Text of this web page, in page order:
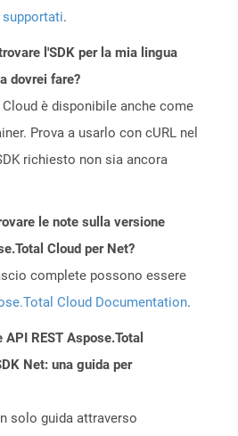
.
l'SDK per la mia lingua
dovrei fare?
è disponibile anche come
Prova a usarlo con cURL nel
richiesto non sia ancora
le note sulla versione
Cloud per Net?
complete possono essere
Cloud Documentation.
REST Aspose.Total
Net: una guida per
solo guida attraverso